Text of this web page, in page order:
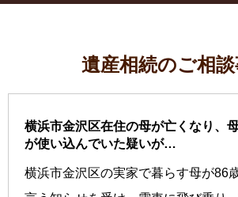
遺産相続のご相談
横浜市金沢区在住の母が亡くなり、
が使い込んでいた疑いが…
横浜市金沢区の実家で暮らす母が86